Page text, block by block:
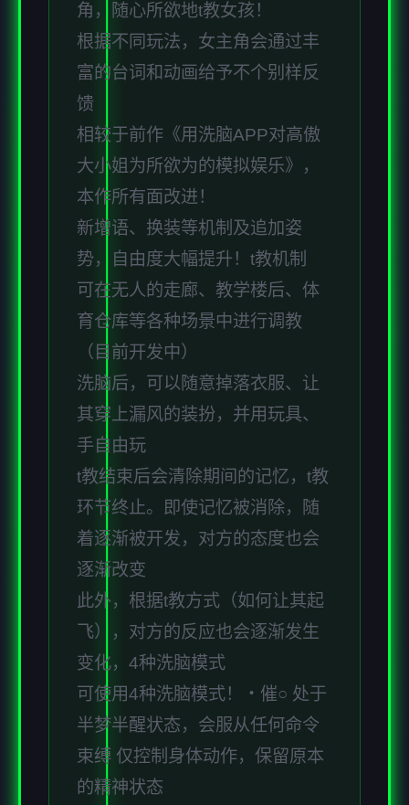
角，随心所欲地t教女孩！
根据不同玩法，女主角会通过丰
富的台词和动画给予不个别样反
馈
相较于前作《用洗脑APP对高傲
大小姐为所欲为的模拟娱乐》，
本作所有面改进！
新增语、换装等机制及追加姿
势，自由度大幅提升！t教机制
可在无人的走廊、教学楼后、体
育仓库等各种场景中进行调教
（目前开发中）
洗脑后，可以随意掉落衣服、让
其穿上漏风的装扮，并用玩具、
手自由玩
t教结束后会清除期间的记忆，t教
环节终止。即使记忆被消除，随
着逐渐被开发，对方的态度也会
逐渐改变
此外，根据t教方式（如何让其起
飞），对方的反应也会逐渐发生
变化，4种洗脑模式
可使用4种洗脑模式！・催○ 处于
半梦半醒状态，会服从任何命令
束缚 仅控制身体动作，保留原本
的精神状态